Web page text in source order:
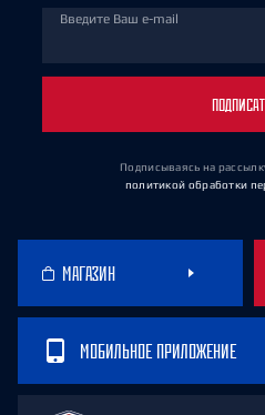
Введите Ваш e-mail
Подписываясь на
политикой обработки
МАГАЗИН
МОБИЛЬНОЕ ПРИЛОЖЕНИЕ